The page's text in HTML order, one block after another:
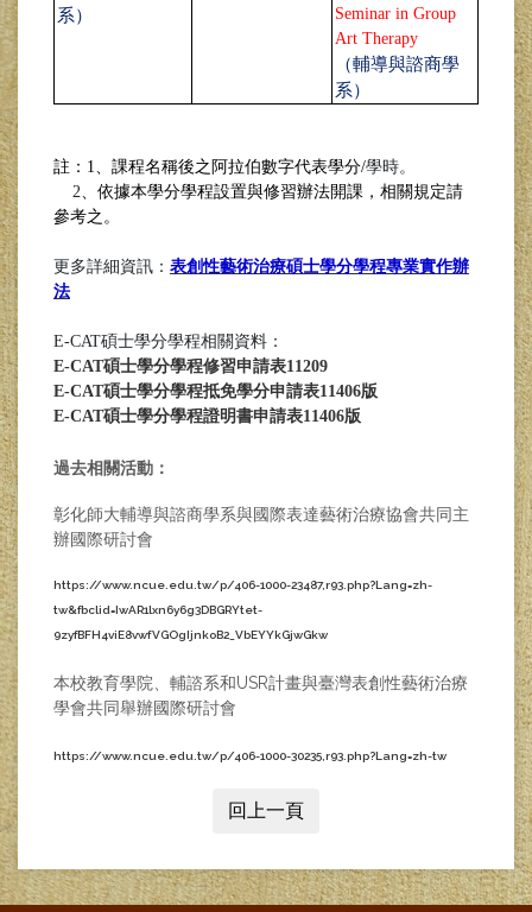
系）
Seminar in Group
Art Therapy
（輔導與諮商學
系）
註： 1、課程名稱後之阿拉伯數字代表學分/學時。
2、依據本學分學程設置與修習辦法開課，相關規定請
參考之。
更多詳細資訊： 表創性藝術治療碩士學分學程專業實作辦
法
E-CAT碩士學分學程相關資料：
E-CAT碩士學分學程修習申請表11209
E-CAT碩士學分學程抵免學分申請表11406版​
E-CAT碩士學分學程證明書申請表11406版
過去相關活動：
彰化師大輔導與諮商學系與國際表達藝術治療協會共同主
辦國際研討會
https://www.ncue.edu.tw/p/406-1000-23487,r93.php?Lang=zh-
tw&fbclid=IwAR1lxn6y6g3DBGRYtet-
9zyfBFH4viE8vwfVGOgIjnkoB2_VbEYYkGjwGkw
本校教育學院、輔諮系和USR計畫與臺灣表創性藝術治療
學會共同舉辦國際研討會
https://www.ncue.edu.tw/p/406-1000-30235,r93.php?Lang=zh-tw
回上一頁